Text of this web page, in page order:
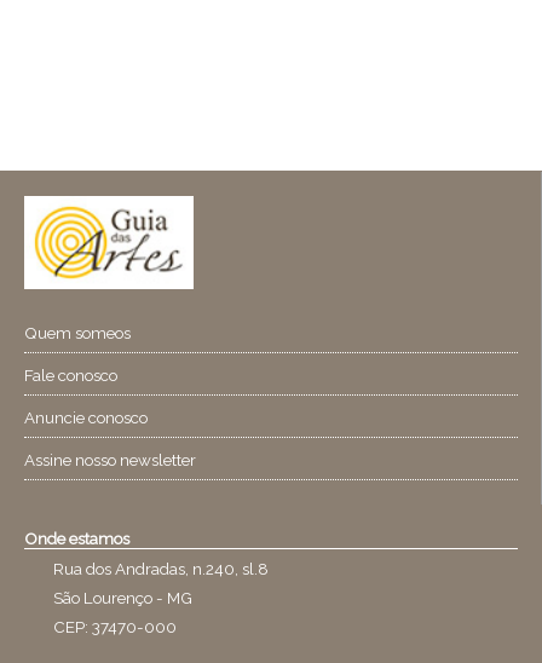
Quem someos
Fale conosco
Anuncie conosco
Assine nosso newsletter
Onde estamos
Rua dos Andradas, n.240, sl.8
São Lourenço - MG
CEP: 37470-000